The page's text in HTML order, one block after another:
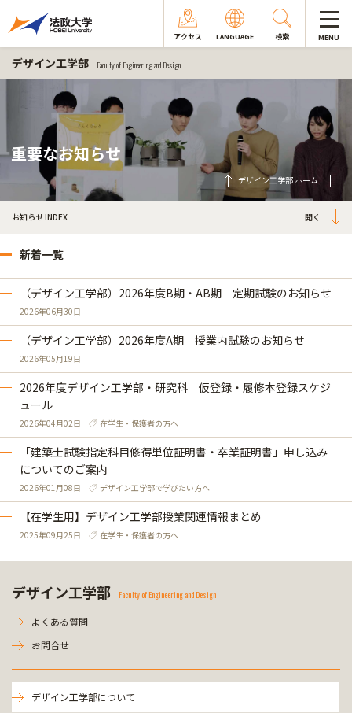
アクセス LANGUAGE 検索 MENU
デザイン工学部 Faculty of Engineering and Design
重要なお知らせ
デザイン工学部 ホーム
お知らせ INDEX
新着一覧
（デザイン工学部）2026年度B期・AB期 定期試験のお知らせ
2026年06月30日
（デザイン工学部）2026年度A期 授業内試験のお知らせ
2026年05月19日
2026年度デザイン工学部・研究科 仮登録・履修本登録スケジ
ュール
2026年04月02日 在学生・保護者の方へ
「建築士試験指定科目修得単位証明書・卒業証明書」申し込み
についてのご案内
2026年01月08日 デザイン工学部で学びたい方へ
【在学生用】デザイン工学部授業関連情報まとめ
2025年09月25日 在学生・保護者の方へ
デザイン工学部 Faculty of Engineering and Design
よくある質問
お問合せ
デザイン工学部について